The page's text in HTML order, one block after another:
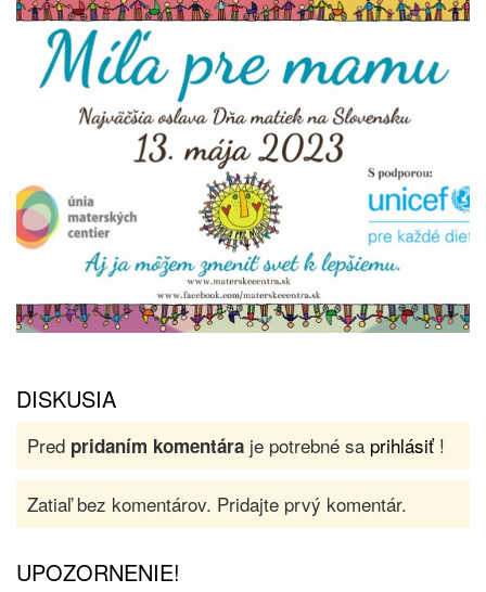
DISKUSIA
Pred pridaním komentára je potrebné sa prihlásiť!
Zatiaľ bez komentárov. Pridajte prvý komentár.
UPOZORNENIE!